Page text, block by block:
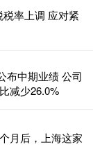
率上调 应对紧
布中期业绩 公司
减少26.0%
月后，上海这家